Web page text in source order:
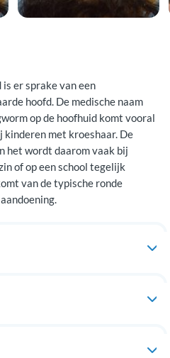
er sprake van een
hoofd. De medische naam
op de hoofhuid komt vooral
met kroeshaar. De
het wordt daarom vaak bij
of op een school tegelijk
van de typische ronde
De schimmel wordt verspreid
of haren van een persoon of
ronde kale plekken. Er kunnen